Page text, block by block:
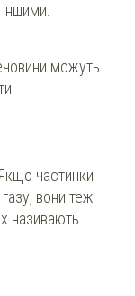
можуть
частинки
вони теж
називають